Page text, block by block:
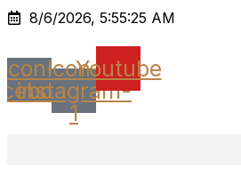
Ir
o
conteúdo
8/6/2026, 5:55:25 AM
Icon-Icon-
instagram-
1
Youtube